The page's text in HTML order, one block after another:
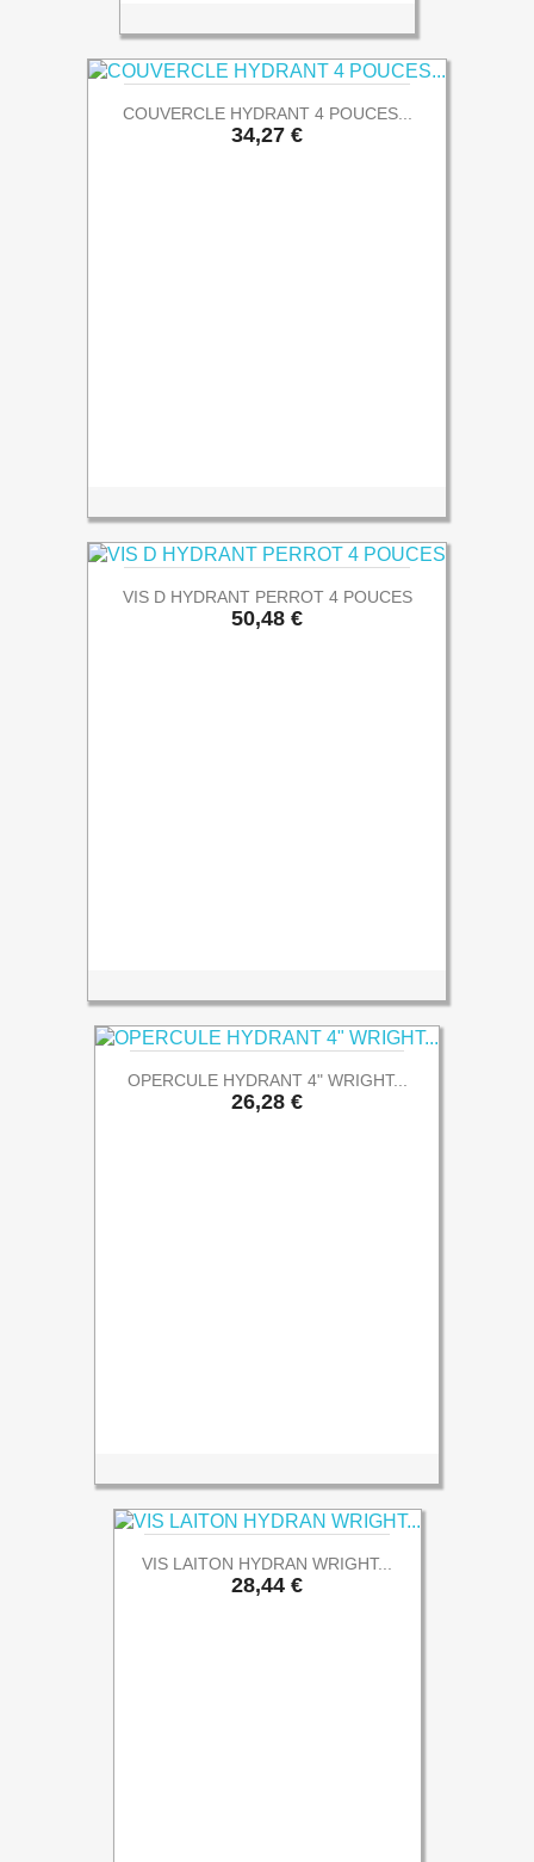
COUVERCLE HYDRANT 4 POUCES...
Prix
34,27 €
VIS D HYDRANT PERROT 4 POUCES
Prix
50,48 €
OPERCULE HYDRANT 4" WRIGHT...
Prix
26,28 €
VIS LAITON HYDRAN WRIGHT...
Prix
28,44 €